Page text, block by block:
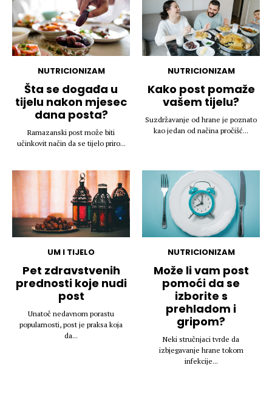
NUTRICIONIZAM
Šta se događa u
tijelu nakon mjesec
dana posta?
Ramazanski post može biti
učinkovit način da se tijelo priro...
NUTRICIONIZAM
Kako post pomaže
vašem tijelu?
Suzdržavanje od hrane je poznato
kao jedan od načina pročišć...
UM I TIJELO
Pet zdravstvenih
prednosti koje nudi
post
Unatoč nedavnom porastu
popularnosti, post je praksa koja
da...
NUTRICIONIZAM
Može li vam post
pomoći da se
izborite s
prehladom i
gripom?
Neki stručnjaci tvrde da
izbjegavanje hrane tokom
infekcije...